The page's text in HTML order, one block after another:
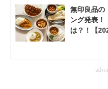
無印良品の
ング発表
は？！【